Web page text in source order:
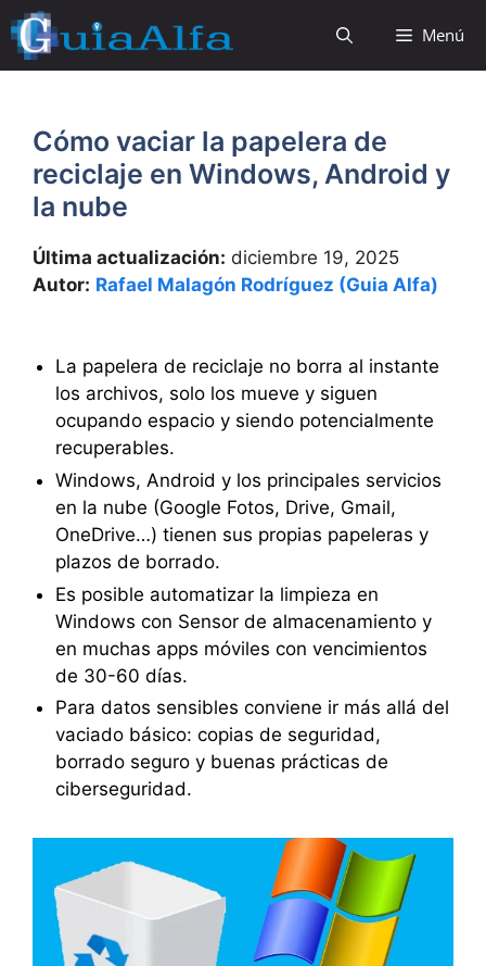
Saltar
al
contenido
Menú
Cómo vaciar la papelera de
reciclaje en Windows, Android y
la nube
Última actualización: diciembre 19, 2025
Autor: Rafael Malagón Rodríguez (Guia Alfa)
La papelera de reciclaje no borra al instante
los archivos, solo los mueve y siguen
ocupando espacio y siendo potencialmente
recuperables.
Windows, Android y los principales servicios
en la nube (Google Fotos, Drive, Gmail,
OneDrive…) tienen sus propias papeleras y
plazos de borrado.
Es posible automatizar la limpieza en
Windows con Sensor de almacenamiento y
en muchas apps móviles con vencimientos
de 30-60 días.
Para datos sensibles conviene ir más allá del
vaciado básico: copias de seguridad,
borrado seguro y buenas prácticas de
ciberseguridad.